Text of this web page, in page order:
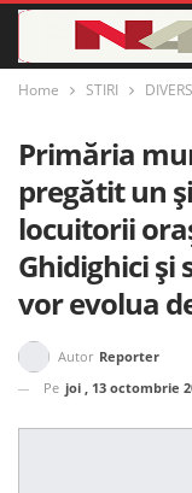
Home STIRI
Primăria
pregătit un
locuitorii
Ghidighici și
vor evolua
Autor Reporter
Pe joi , 13 octombrie